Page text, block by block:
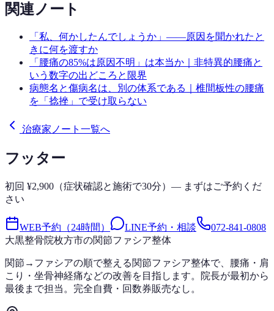
関連ノート
「私、何かしたんでしょうか」——原因を聞かれたと
きに何を渡すか
「腰痛の85%は原因不明」は本当か｜非特異的腰痛と
いう数字の出どころと限界
病態名と傷病名は、別の体系である｜椎間板性の腰痛
を「捻挫」で受け取らない
治療家ノート一覧へ
フッター
初回 ¥2,900（症状確認と施術で30分）— まずはご予約くだ
さい
WEB予約（24時間） LINE予約・相談
072-841-0808
大黒整骨院枚方市の関節ファシア整体
関節→ファシアの順で整える関節ファシア整体で、腰痛・肩
こり・坐骨神経痛などの改善を目指します。院長が最初から
最後まで担当。完全自費・回数券販売なし。